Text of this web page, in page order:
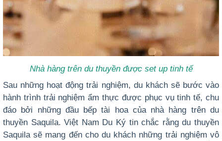
Nhà hàng trên du thuyền được set up tinh tế
Sau những hoạt động trải nghiệm, du khách sẽ bước vào
hành trình trải nghiệm ẩm thực được phục vụ tinh tế, chu
đáo bởi những đầu bếp tài hoa của nhà hàng trên du
thuyền Saquila. Việt Nam Du Ký tin chắc rằng du thuyền
Saquila sẽ mang đến cho du khách những trải nghiệm vô